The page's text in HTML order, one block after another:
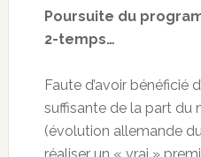
Poursuite du
2-temps…
Faute d’avoir bénéficié
suffisante de la part du
(évolution allemande
réaliser un « vrai »